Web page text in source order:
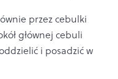
przez cebulki
głównej cebuli
i posadzić w